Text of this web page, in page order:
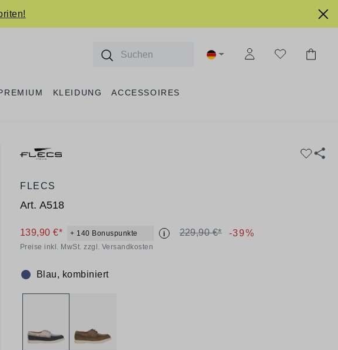
KLEIDUNG ACCESSOIRES
FLECS
Art. A518
139,90 €* + 140 Bonuspunkte i 229,90 €* -39%
Preise inkl. MwSt. zzgl. Versandkosten
Farbe:
Blau, kombiniert